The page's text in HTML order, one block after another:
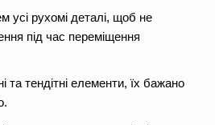
усі рухомі деталі, щоб не
під час переміщення
та тендітні елементи, їх бажано